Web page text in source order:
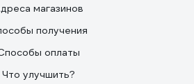
магазинов
получения
оплаты
Что улучшить?